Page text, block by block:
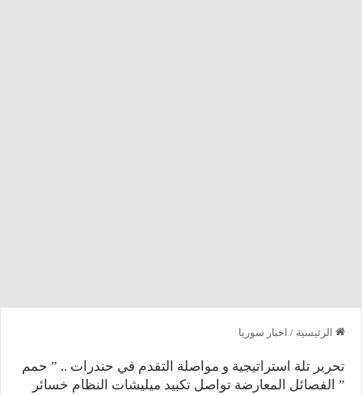
الرئيسية / اخبار سوريا
تحرير تلة استراتيجية و مواصلة التقدم في حندرات .. ” حمم
” الفصائل المعارضة تواصل تكبيد ميليشات النظام خسائر